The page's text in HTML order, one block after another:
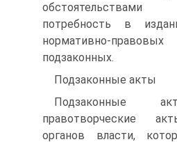
потребность в
нормативно-
подзаконных.
Подзаконные акты
правотворческие
органов власти,